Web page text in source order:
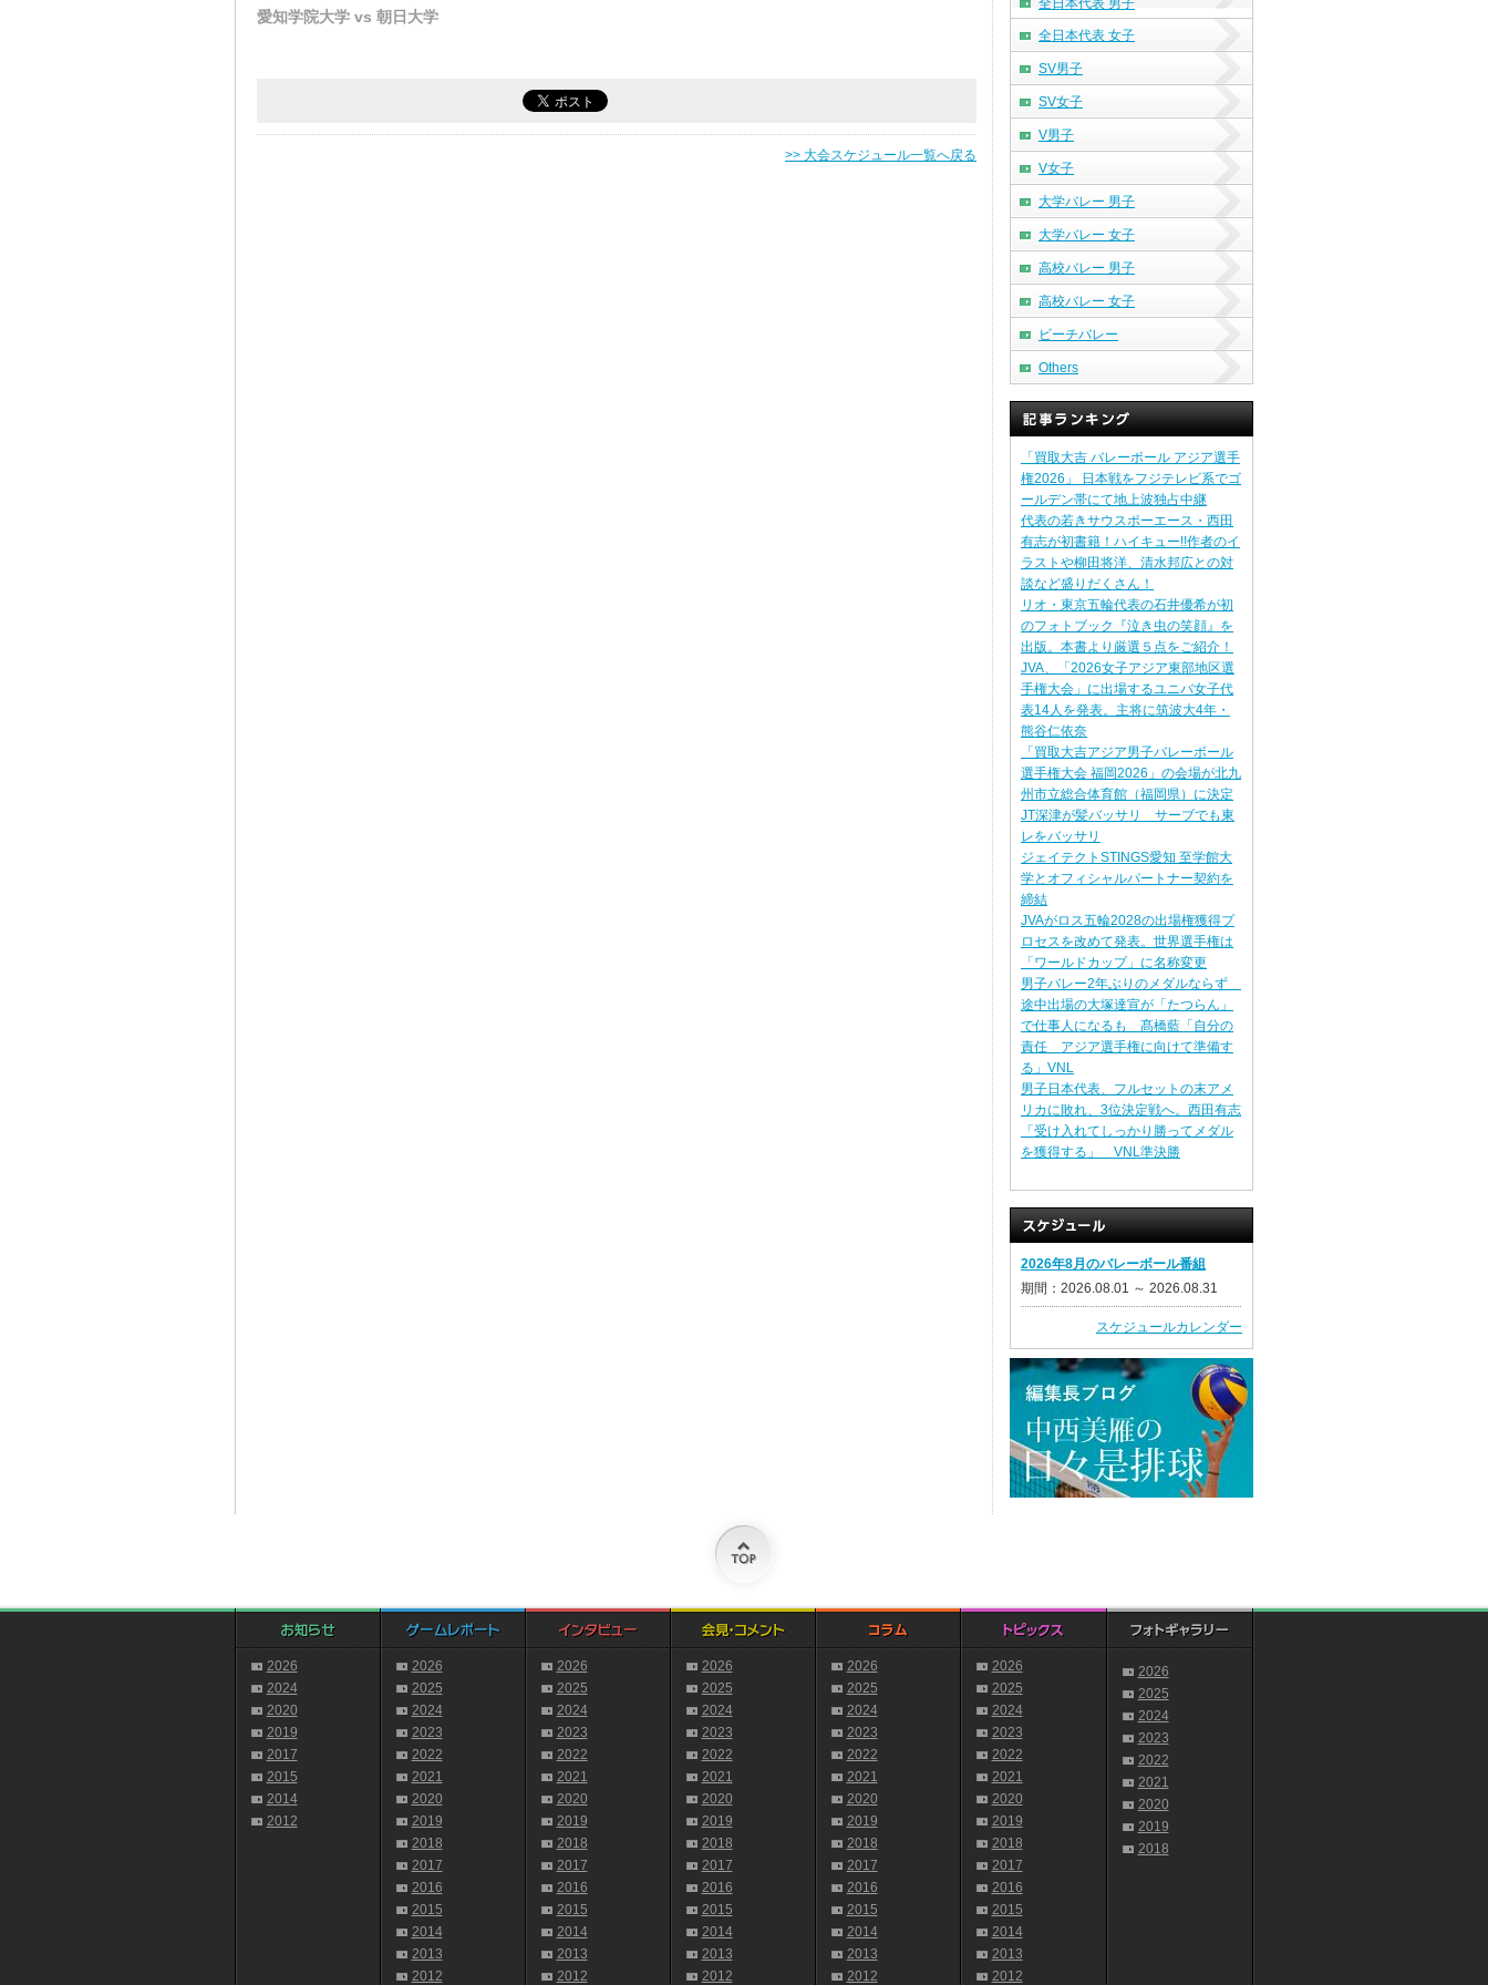
愛知学院大学 vs 朝日大学
>> 大会スケジュール一覧へ戻る
全日本代表 男子
全日本代表 女子
SV男子
SV女子
V男子
V女子
大学バレー 男子
大学バレー 女子
高校バレー 男子
高校バレー 女子
ビーチバレー
Others
「買取大吉 バレーボール アジア選手
権2026」 日本戦をフジテレビ系でゴ
ールデン帯にて地上波独占中継
代表の若きサウスポーエース・西田
有志が初書籍！ハイキュー!!作者のイ
ラストや柳田将洋、清水邦広との対
談など盛りだくさん！
リオ・東京五輪代表の石井優希が初
のフォトブック『泣き虫の笑顔』を
出版。本書より厳選５点をご紹介！
JVA、「2026女子アジア東部地区選
手権大会」に出場するユニバ女子代
表14人を発表。主将に筑波大4年・
熊谷仁依奈
「買取大吉アジア男子バレーボール
選手権大会 福岡2026」の会場が北九
州市立総合体育館（福岡県）に決定
JT深津が髪バッサリ サーブでも東
レをバッサリ
ジェイテクトSTINGS愛知 至学館大
学とオフィシャルパートナー契約を
締結
JVAがロス五輪2028の出場権獲得プ
ロセスを改めて発表。世界選手権は
「ワールドカップ」に名称変更
男子バレー2年ぶりのメダルならず
途中出場の大塚達宣が「たつらん」
で仕事人になるも 髙橋藍「自分の
責任 アジア選手権に向けて準備す
る」VNL
男子日本代表、フルセットの末アメ
リカに敗れ、3位決定戦へ。西田有志
「受け入れてしっかり勝ってメダル
を獲得する」 VNL準決勝
2026年8月のバレーボール番組
期間：2026.08.01 ～ 2026.08.31
スケジュールカレンダー
2026
2024
2020
2019
2017
2015
2014
2012
2026
2025
2024
2023
2022
2021
2020
2019
2018
2017
2016
2015
2014
2013
2012
2026
2025
2024
2023
2022
2021
2020
2019
2018
2017
2016
2015
2014
2013
2012
2026
2025
2024
2023
2022
2021
2020
2019
2018
2017
2016
2015
2014
2013
2012
2026
2025
2024
2023
2022
2021
2020
2019
2018
2017
2016
2015
2014
2013
2012
2026
2025
2024
2023
2022
2021
2020
2019
2018
2017
2016
2015
2014
2013
2012
2026
2025
2024
2023
2022
2021
2020
2019
2018